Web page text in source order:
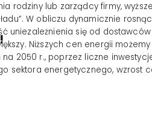
rodziny lub zarządcy firmy,
W obliczu dynamicznie
uniezależnienia się od
Niższych cen energii
2050 r., poprzez liczne
sektora energetycznego, wzrost